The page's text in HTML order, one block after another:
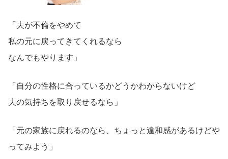
「夫が不倫をやめて
私の元に戻ってきてくれるなら
なんでもやります」
「自分の性格に合っているかどうかわからないけど
夫の気持ちを取り戻せるなら」
「元の家族に戻れるのなら、ちょっと違和感があるけどや
ってみよう」